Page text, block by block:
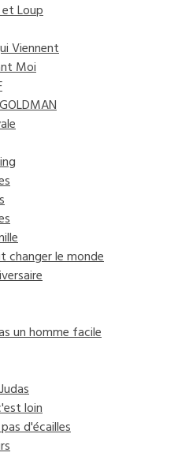
et Loup
Viennent
Moi
changer le monde
un homme facile
loin
d'écailles